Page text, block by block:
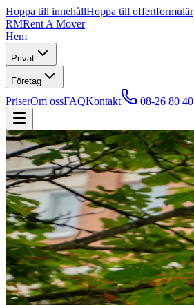
Hoppa till innehållHoppa till offertformulär
RMRent A Mover
Hem
Privat
Företag
PriserOm ossFAQKontakt 08-26 80 40